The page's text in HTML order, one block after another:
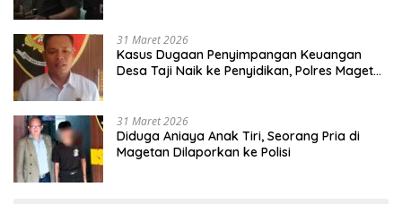
31 Maret 2026
Kasus Dugaan Penyimpangan Keuangan
Desa Taji Naik ke Penyidikan, Polres Magetan
31 Maret 2026
Diduga Aniaya Anak Tiri, Seorang Pria di
Magetan Dilaporkan ke Polisi